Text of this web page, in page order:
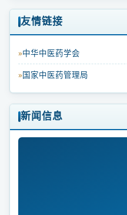
友情链接
中华中医药学会
国家中医药管理局
新闻信息
年
5